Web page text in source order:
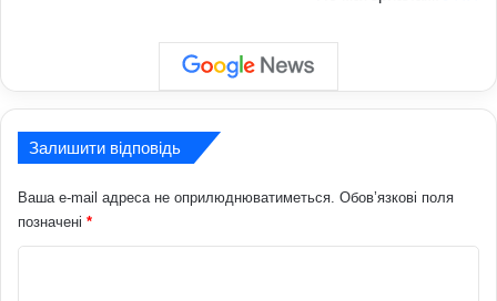
Залишити відповідь
Ваша e-mail адреса не оприлюднюватиметься. Обов’язкові поля
позначені *